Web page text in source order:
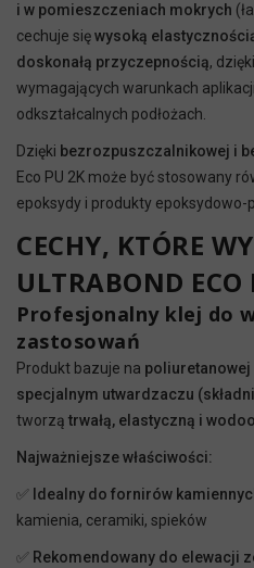
i w pomieszczeniach mokrych
cechuje sięwysoką
doskonałą przyczepnością,
wymagających warunkach
odkształcalnych podłożach.
Dzięki bezrozpuszczalnikowej i
Eco PU 2K może być stosowany
epoksydy i produkty epoksydowo-
CECHY, KTÓRE
ULTRABOND ECO
Profesjonalny klej do
zastosowań
Produkt bazuje na poliuretanowej
specjalnym utwardzaczu
tworzą trwałą, elastyczną i
Najważniejsze właściwości:
✅ Idealny do fornirów
kamienia, ceramiki, spieków
✅ Rekomendowany do elewacji